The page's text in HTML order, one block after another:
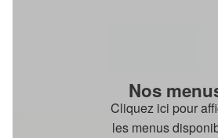
Nos
Cliquez ici pour
les menus